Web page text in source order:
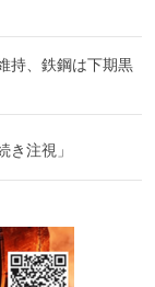
持、鉄鋼は下期黒
注視」